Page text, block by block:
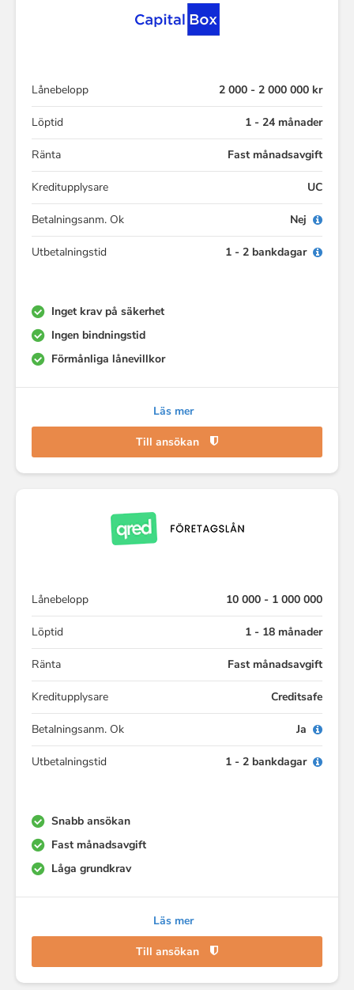
Lånebelopp 2 000 - 2 000 000 kr
Löptid 1 - 24 månader
Ränta Fast månadsavgift
Kreditupplysare UC
Betalningsanm. Ok Nej
Utbetalningstid 1 - 2 bankdagar
Inget krav på säkerhet
Ingen bindningstid
Förmånliga lånevillkor
Läs mer
Till ansökan
Lånebelopp 10 000 - 1 000 000
Löptid 1 - 18 månader
Ränta Fast månadsavgift
Kreditupplysare Creditsafe
Betalningsanm. Ok Ja
Utbetalningstid 1 - 2 bankdagar
Snabb ansökan
Fast månadsavgift
Låga grundkrav
Läs mer
Till ansökan